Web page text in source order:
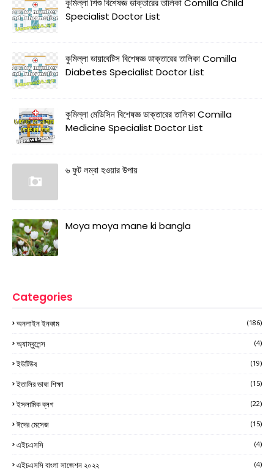
কুমিল্লা শিশু বিশেষজ্ঞ ডাক্তারের তালিকা Comilla Child
Specialist Doctor List
কুমিল্লা ডায়াবেটিস বিশেষজ্ঞ ডাক্তারের তালিকা Comilla
Diabetes Specialist Doctor List
কুমিল্লা মেডিসিন বিশেষজ্ঞ ডাক্তারের তালিকা Comilla
Medicine Specialist Doctor List
৬ ফুট লম্বা হওয়ার উপায়
Moya moya mane ki bangla
Categories
অনলাইন ইনকাম (186)
অ্যাম্বুলেন্স (4)
ইউটিউব (19)
ইতালির ভাষা শিক্ষা (15)
ইসলামিক ব্লগ (22)
ঈদের মেসেজ (15)
এইচএসসি (4)
এইচএসসি বাংলা সাজেশন ২০২২ (4)